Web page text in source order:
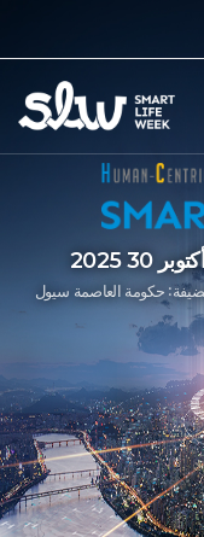
حكومة العاصمة سيول